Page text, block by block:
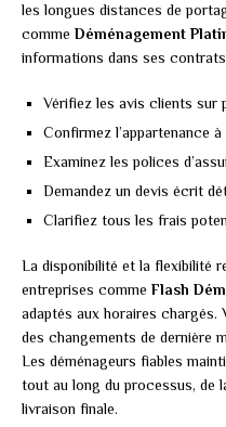
les longues distances de
comme Déménagement
informations dans ses
Vérifiez les avis clients sur
Confirmez l’appartenance
Examinez les polices
Demandez un devis écrit
Clarifiez tous les frais
La disponibilité et la flexibilité
entreprises comme Flash
adaptés aux horaires
des changements de dernière
Les déménageurs fiables
tout au long du processus, de
livraison finale.